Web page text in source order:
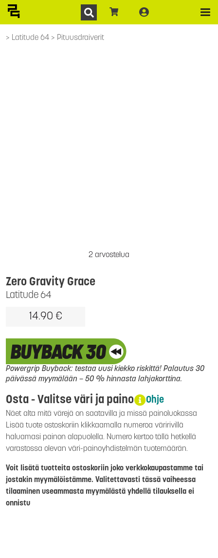
Latitude 64 Pituusdraiverit
2 arvostelua
Latitude 64
Zero Gravity Grace
14.90 €
Powergrip Buyback: testaa uusi kiekko riskittä! Palautus 30
päivässä myymälään – 50 % hinnasta lahjakorttina.
Osta - Valitse väri ja paino Ohje
Näet alta mitä värejä on saatavilla ja missä painoluokassa
Lisää tuote ostoskoriin klikkaamalla numeroa väririvillä
haluamasi painon alapuolella. Numero kertoo tällä hetkellä
varastossa olevan väri-painoyhdistelmän tuotemäärän.
Voit lisätä tuotteita ostoskoriin joko verkkokaupastamme tai
jostakin myymälöistämme. Valitettavasti tässä vaiheessa
tilaaminen useammasta myymälästä yhdellä tilauksella ei
onnistu